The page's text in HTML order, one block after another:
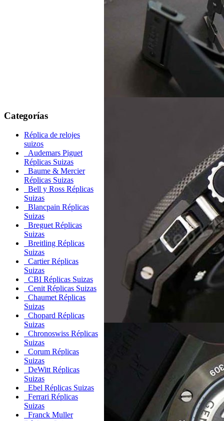
Categorías
Réplica de relojes
suizos
Audemars Piguet
Réplicas Suizas
Baume & Mercier
Réplicas Suizas
Bell y Ross Réplicas
Suizas
Blancpain Réplicas
Suizas
Breguet Réplicas
Suizas
Breitling Réplicas
Suizas
Cartier Réplicas
Suizas
CBI Réplicas Suizas
Cenit Réplicas Suizas
Chaumet Réplicas
Suizas
Chopard Réplicas
Suizas
Chronoswiss Réplicas
Suizas
Corum Réplicas
Suizas
DeWitt Réplicas
Suizas
Ebel Réplicas Suizas
Ferrari Réplicas
Suizas
Franck Muller